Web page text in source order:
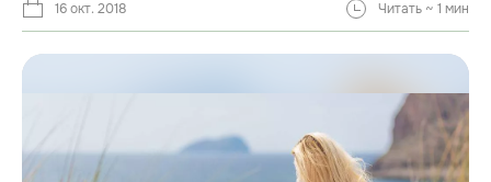
16 окт. 2018 Читать ~ 1 мин